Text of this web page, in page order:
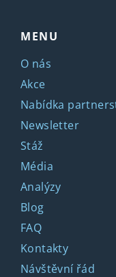
MENU
O nás
Akce
Nabídka
Newsletter
Stáž
Média
Analýzy
Blog
FAQ
Kontakty
Návštěvní řád